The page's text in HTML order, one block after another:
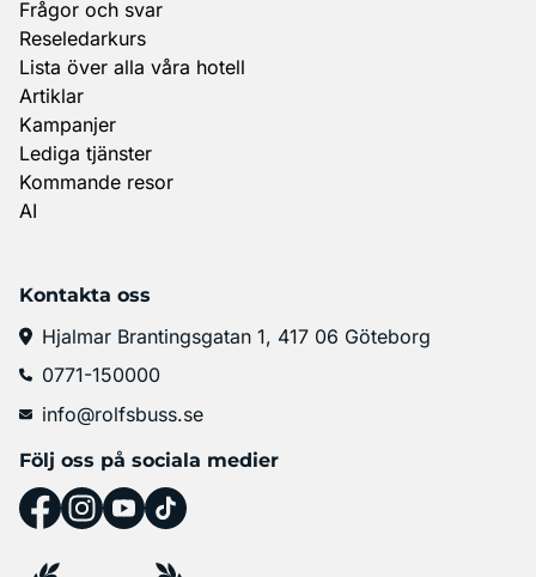
Frågor och svar
Reseledarkurs
Lista över alla våra hotell
Artiklar
Kampanjer
Lediga tjänster
Kommande resor
AI
Kontakta oss
Hjalmar Brantingsgatan 1, 417 06 Göteborg
0771-150000
info@rolfsbuss.se
Följ oss på sociala medier